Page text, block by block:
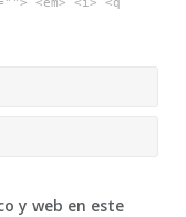
<em> <i> <q
y web en este